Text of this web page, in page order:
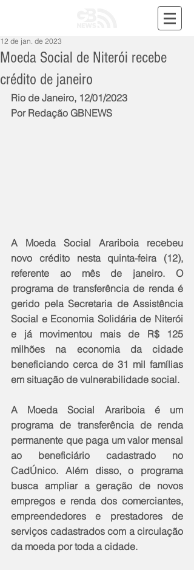
Moeda Social de Niterói recebe
crédito de janeiro
12 de jan. de 2023
Rio de Janeiro, 12/01/2023
Por Redação GBNEWS
A Moeda Social Arariboia recebeu
novo crédito nesta quinta-feira (12),
referente ao mês de janeiro. O
programa de transferência de renda é
gerido pela Secretaria de Assistência
Social e Economia Solidária de Niterói
e já movimentou mais de R$ 125
milhões na economia da cidade
beneficiando cerca de 31 mil famílias
em situação de vulnerabilidade social.
A Moeda Social Arariboia é um
programa de transferência de renda
permanente que paga um valor mensal
ao beneficiário cadastrado no
CadÚnico. Além disso, o programa
busca ampliar a geração de novos
empregos e renda dos comerciantes,
empreendedores e prestadores de
serviços cadastrados com a circulação
da moeda por toda a cidade.